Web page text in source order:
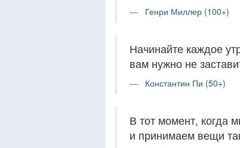
Генри Миллер (100+)
Начинайте каждое
вам нужно не
Константин Пи (50+)
В тот момент, когда
и принимаем вещи